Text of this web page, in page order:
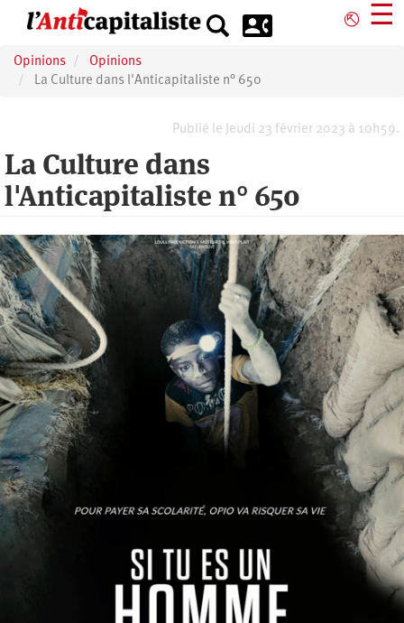
principal
⎋ ☰
Opinions
Opinions
La Culture dans l'Anticapitaliste n° 650
Publié le Jeudi 23 février 2023 à 10h59.
La Culture dans
l'Anticapitaliste n° 650